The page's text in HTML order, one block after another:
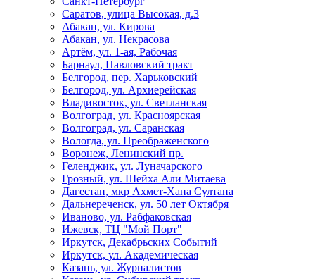
Саратов, улица Высокая, д.3
Абакан, ул. Кирова
Абакан, ул. Некрасова
Артём, ул. 1-ая, Рабочая
Барнаул, Павловский тракт
Белгород, пер. Харьковский
Белгород, ул. Архиерейская
Владивосток, ул. Светланская
Волгоград, ул. Красноярская
Волгоград, ул. Саранская
Вологда, ул. Преображенского
Воронеж, Ленинский пр.
Геленджик, ул. Луначарского
Грозный, ул. Шейха Али Митаева
Дагестан, мкр Ахмет-Хана Султана
Дальнереченск, ул. 50 лет Октября
Иваново, ул. Рабфаковская
Ижевск, ТЦ "Мой Порт"
Иркутск, Декабрьских Событий
Иркутск, ул. Академическая
Казань, ул. Журналистов